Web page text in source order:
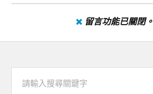
留言功能已關閉。